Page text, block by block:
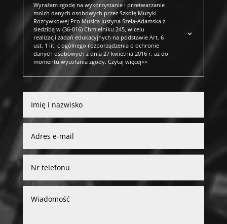
Wyrażam zgodę na wykorzystanie i przetwarzanie
moich danych osobowych przez Szkołę Muzyki
Rozrywkowej Pro Musica Justyna Szela-Adamska z
siedzibą w (36-016) Chmielniku 245, w celu
realizacji zadań edukacyjnych na podstawie Art. 6
ust. 1 lit. c ogólnego rozporządzenia o ochronie
danych osobowych z dnia 27 kwietnia 2016 r. aż do
momentu wycofania zgody. Czytaj więcej>>